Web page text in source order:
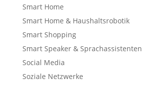
Smart Home
Smart Home & Haushaltsrobotik
Smart Shopping
Smart Speaker & Sprachassistenten
Social Media
Soziale Netzwerke